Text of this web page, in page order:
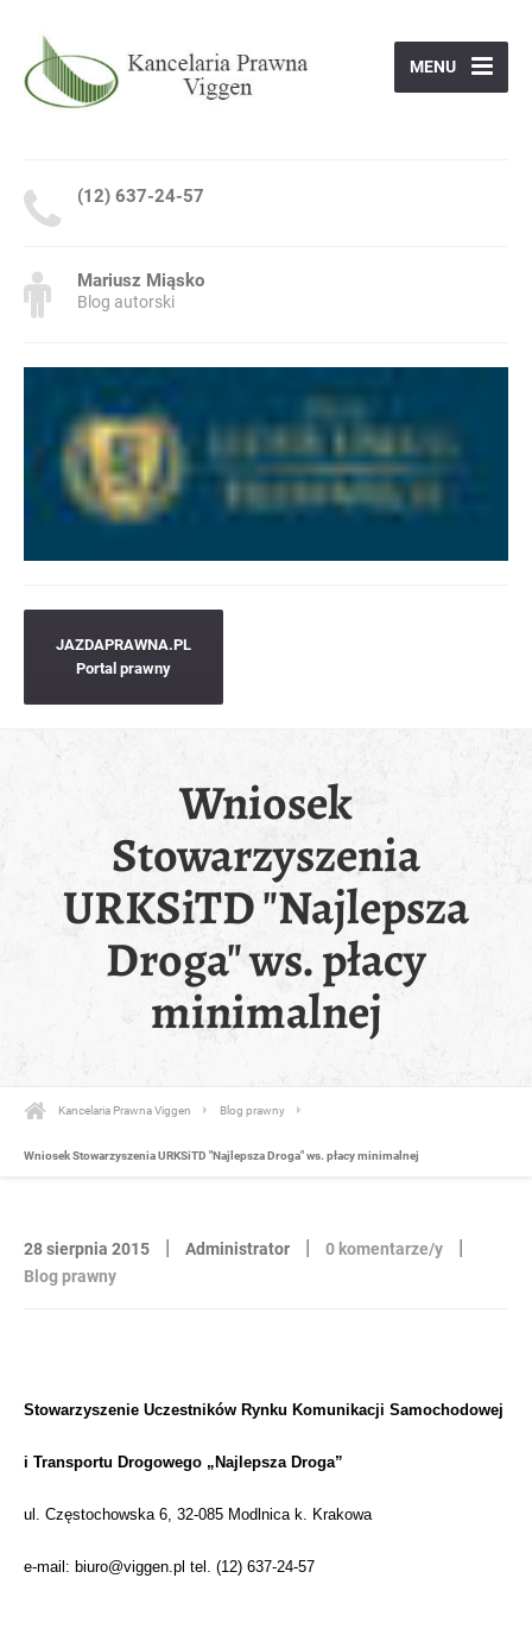
(12) 637-24-57
Mariusz Miąsko
Blog autorski
MENU
JAZDAPRAWNA.PL
Portal prawny
Wniosek
Stowarzyszenia
URKSiTD "Najlepsza
Droga" ws. płacy
minimalnej
Kancelaria Prawna Viggen Blog prawny
Wniosek Stowarzyszenia URKSiTD "Najlepsza Droga" ws. płacy minimalnej
28 sierpnia 2015 | Administrator | 0 komentarze/y |
Blog prawny
Stowarzyszenie Uczestników Rynku Komunikacji Samochodowej
i Transportu Drogowego „Najlepsza Droga”
ul. Częstochowska 6, 32-085 Modlnica k. Krakowa
e-mail: biuro@viggen.pl tel. (12) 637-24-57